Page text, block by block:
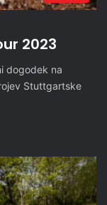
2023
dogodek na
Stuttgartske